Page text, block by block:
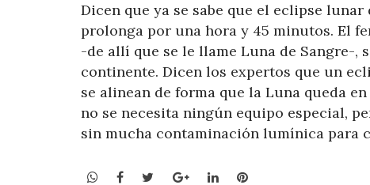
Dicen que ya se sabe que el eclipse lunar
prolonga por una hora y 45 minutos. El
-de allí que se le llame Luna de Sangre-,
continente. Dicen los expertos que un
se alinean de forma que la Luna queda
no se necesita ningún equipo especial,
sin mucha contaminación lumínica para
WhatsApp
Facebook
TwitterGoogle+LinkedInPinterest